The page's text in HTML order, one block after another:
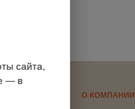
О КОМПАНИИ
сайта,
— в